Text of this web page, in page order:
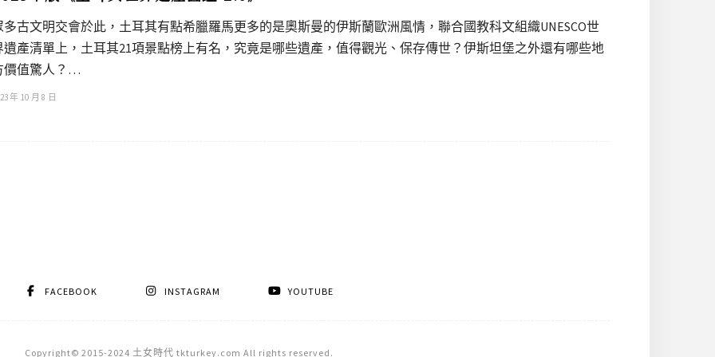
多古文明交會於此，土耳其有點希臘羅馬更多的是奧斯曼的伊斯蘭歐洲風情，聯合國教科文組織UNESCO世
遺產清單上，土耳其21項景點榜上有名，究竟是哪些遺產，值得觀光、保存傳世？伊斯坦堡之外還有哪些地
價值驚人？…
年 10 月 8 日
FACEBOOK INSTAGRAM YOUTUBE
Copyright© 2015-2024 土女時代 tkturkey.com All rights reserved.